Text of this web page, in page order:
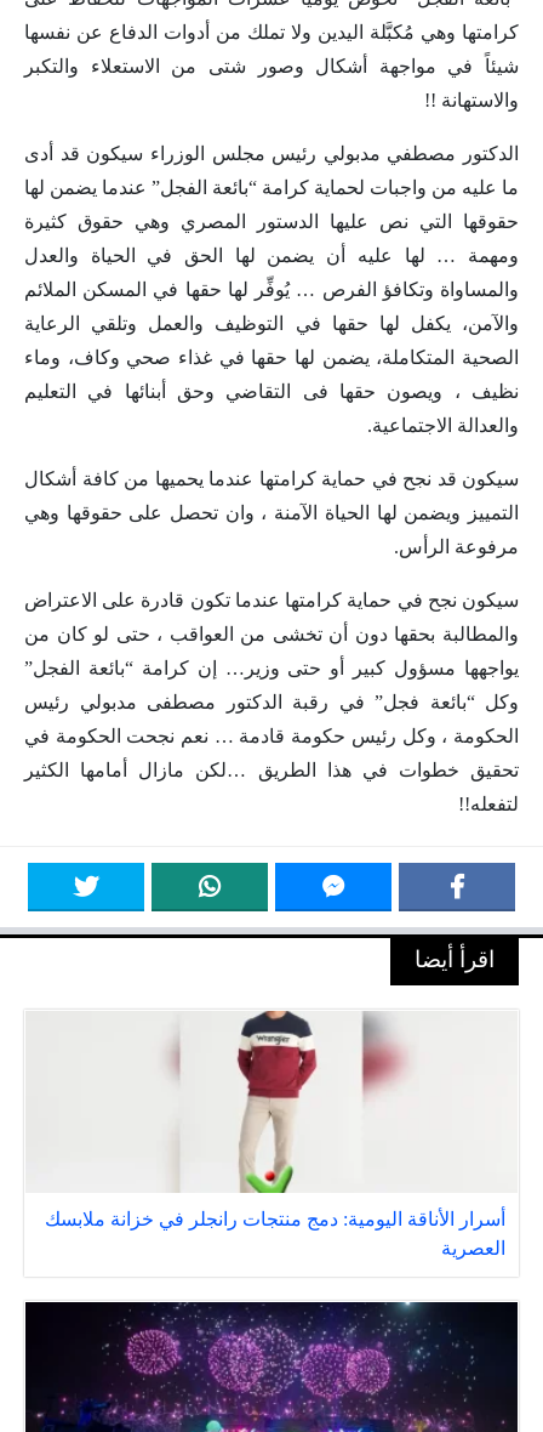
كرامتها وهي مُكبَّلة اليدين ولا تملك من أدوات الدفاع عن نفسها
شيئاً في مواجهة أشكال وصور شتى من الاستعلاء والتكبر
والاستهانة !!
الدكتور مصطفي مدبولي رئيس مجلس الوزراء سيكون قد أدى
ما عليه من واجبات لحماية كرامة “بائعة الفجل” عندما يضمن لها
حقوقها التي نص عليها الدستور المصري وهي حقوق كثيرة
ومهمة … لها عليه أن يضمن لها الحق في الحياة والعدل
والمساواة وتكافؤ الفرص … يُوفِّر لها حقها في المسكن الملائم
والآمن، يكفل لها حقها في التوظيف والعمل وتلقي الرعاية
الصحية المتكاملة، يضمن لها حقها في غذاء صحي وكاف، وماء
نظيف ، ويصون حقها فى التقاضي وحق أبنائها في التعليم
والعدالة الاجتماعية.
سيكون قد نجح في حماية كرامتها عندما يحميها من كافة أشكال
التمييز ويضمن لها الحياة الآمنة ، وان تحصل على حقوقها وهي
مرفوعة الرأس.
سيكون نجح في حماية كرامتها عندما تكون قادرة على الاعتراض
والمطالبة بحقها دون أن تخشى من العواقب ، حتى لو كان من
يواجهها مسؤول كبير أو حتى وزير… إن كرامة “بائعة الفجل”
وكل “بائعة فجل” في رقبة الدكتور مصطفى مدبولي رئيس
الحكومة ، وكل رئيس حكومة قادمة … نعم نجحت الحكومة في
تحقيق خطوات في هذا الطريق …لكن مازال أمامها الكثير
لتفعله!!
اقرأ أيضا
أسرار الأناقة اليومية: دمج منتجات رانجلر في خزانة ملابسك
العصرية